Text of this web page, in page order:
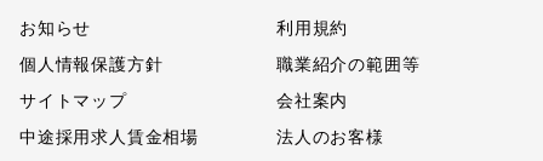
お知らせ
利用規約
個人情報保護方針
職業紹介の範囲等
サイトマップ
会社案内
中途採用求人賃金相場
法人のお客様